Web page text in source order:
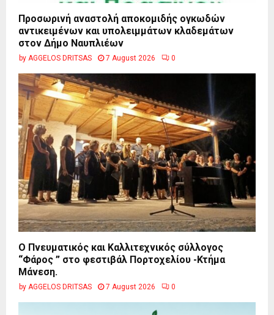
Προσωρινή αναστολή αποκομιδής ογκωδών
αντικειμένων και υπολειμμάτων κλαδεμάτων
στον Δήμο Ναυπλιέων
by AGGELOS DRITSAS 7 August 2026 0
Ο Πνευματικός και Καλλιτεχνικός σύλλογος
“Φάρος ” στο φεστιβάλ Πορτοχελίου -Κτήμα
Μάνεση.
by AGGELOS DRITSAS 7 August 2026 0